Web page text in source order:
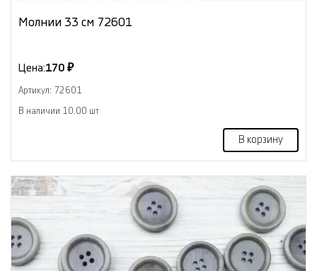
Молнии 33 см 72601
Цена:170 ₽
Артикул: 72601
В наличии 10.00 шт
В корзину